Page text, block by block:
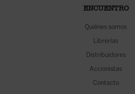
ENCUENTRO
Quiénes somos
Librerías
Distribuidores
Accionistas
Contacto